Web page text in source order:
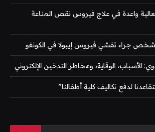
واعدة في علاج فيروس نقص المناعة
الأسباب، الوقاية، ومخاطر التدخين الإلكتروني